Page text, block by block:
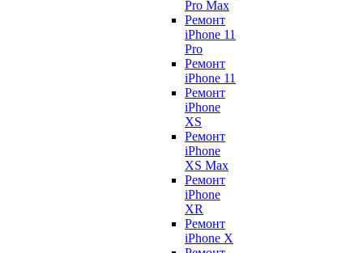
Pro Max
Ремонт
iPhone 11
Pro
Ремонт
iPhone 11
Ремонт
iPhone
XS
Ремонт
iPhone
XS Max
Ремонт
iPhone
XR
Ремонт
iPhone X